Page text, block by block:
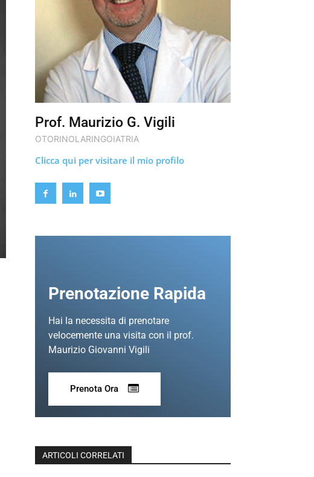
Prof. Maurizio G. Vigili
OTORINOLARINGOIATRIA
Clicca qui per visitare il mio profilo
Prenotazione Rapida
Hai la necessita di prenotare
velocemente una visita con il prof.
Maurizio Giovanni Vigili
Prenota Ora
ARTICOLI CORRELATI